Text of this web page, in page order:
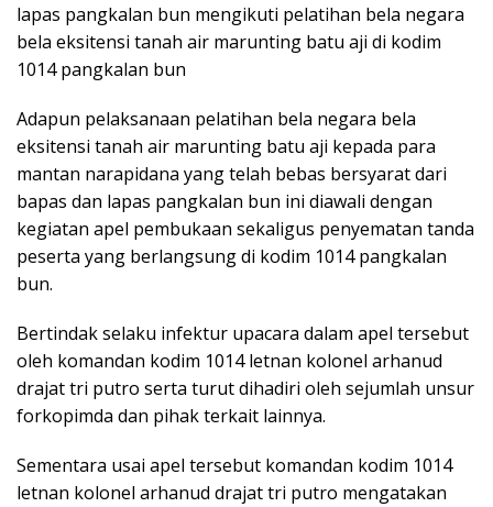
lapas pangkalan bun mengikuti pelatihan bela negara
bela eksitensi tanah air marunting batu aji di kodim
1014 pangkalan bun
Adapun pelaksanaan pelatihan bela negara bela
eksitensi tanah air marunting batu aji kepada para
mantan narapidana yang telah bebas bersyarat dari
bapas dan lapas pangkalan bun ini diawali dengan
kegiatan apel pembukaan sekaligus penyematan tanda
peserta yang berlangsung di kodim 1014 pangkalan
bun.
Bertindak selaku infektur upacara dalam apel tersebut
oleh komandan kodim 1014 letnan kolonel arhanud
drajat tri putro serta turut dihadiri oleh sejumlah unsur
forkopimda dan pihak terkait lainnya.
Sementara usai apel tersebut komandan kodim 1014
letnan kolonel arhanud drajat tri putro mengatakan